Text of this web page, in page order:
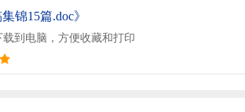
锦15篇.doc》
到电脑，方便收藏和打印